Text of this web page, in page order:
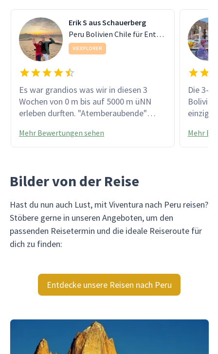
Erik S aus Schauerberg
Peru Bolivien Chile für Entdecker
VIEXPLORER
Es war grandios was wir in diesen 3
Wochen von 0 m bis auf 5000 m üNN
erleben durften. "Atemberaubende"
beeindruckende Monumente und
besonders unsere tolle Reiseleiterin
war die Reise top organisiert und die
gut gefallen.
Mehr Bewertungen sehen
Die 3-
zum
Mehr
Bilder von der Reise
Hast du nun auch Lust, mit Viventura nach Peru reisen?
Stöbere gerne in unseren Angeboten, um den
passenden Reisetermin und die ideale Reiseroute für
dich zu finden:
Entdecke unsere Reisen nach Peru